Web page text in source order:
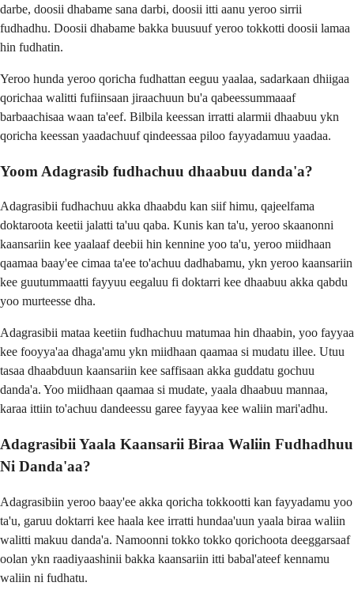
darbe, doosii dhabame sana darbi, doosii itti aanu yeroo sirrii
fudhadhu. Doosii dhabame bakka buusuuf yeroo tokkotti doosii lamaa
hin fudhatin.
Yeroo hunda yeroo qoricha fudhattan eeguu yaalaa, sadarkaan dhiigaa
qorichaa walitti fufiinsaan jiraachuun bu'a qabeessummaaaf
barbaachisaa waan ta'eef. Bilbila keessan irratti alarmii dhaabuu ykn
qoricha keessan yaadachuuf qindeessaa piloo fayyadamuu yaadaa.
Yoom Adagrasib fudhachuu dhaabuu danda'a?
Adagrasibii fudhachuu akka dhaabdu kan siif himu, qajeelfama
doktaroota keetii jalatti ta'uu qaba. Kunis kan ta'u, yeroo skaanonni
kaansariin kee yaalaaf deebii hin kennine yoo ta'u, yeroo miidhaan
qaamaa baay'ee cimaa ta'ee to'achuu dadhabamu, ykn yeroo kaansariin
kee guutummaatti fayyuu eegaluu fi doktarri kee dhaabuu akka qabdu
yoo murteesse dha.
Adagrasibii mataa keetiin fudhachuu matumaa hin dhaabin, yoo fayyaa
kee fooyya'aa dhaga'amu ykn miidhaan qaamaa si mudatu illee. Utuu
tasaa dhaabduun kaansariin kee saffisaan akka guddatu gochuu
danda'a. Yoo miidhaan qaamaa si mudate, yaala dhaabuu mannaa,
karaa ittiin to'achuu dandeessu garee fayyaa kee waliin mari'adhu.
Adagrasibii Yaala Kaansarii Biraa Waliin Fudhadhuu
Ni Danda'aa?
Adagrasibiin yeroo baay'ee akka qoricha tokkootti kan fayyadamu yoo
ta'u, garuu doktarri kee haala kee irratti hundaa'uun yaala biraa waliin
walitti makuu danda'a. Namoonni tokko tokko qorichoota deeggarsaaf
oolan ykn raadiyaashinii bakka kaansariin itti babal'ateef kennamu
waliin ni fudhatu.